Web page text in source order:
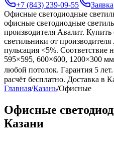
+7 (843) 239-09-55
Заявка
Офисные светодиодные
офисные светодиодные
производителя Авалит.
светильники от
пульсация <5%.
595×595, 600×600, 1200×300
любой потолок. Гарантия 5
расчёт бесплатно. Доставка в
Главная/Казань/Офисные
Офисные
Казани